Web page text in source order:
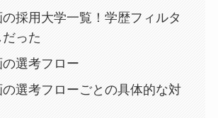
の採用大学一覧！学歴フィルタ
った
の選考フロー
の選考フローごとの具体的な対